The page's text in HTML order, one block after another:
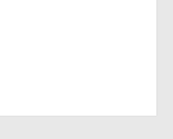
LA SUITE